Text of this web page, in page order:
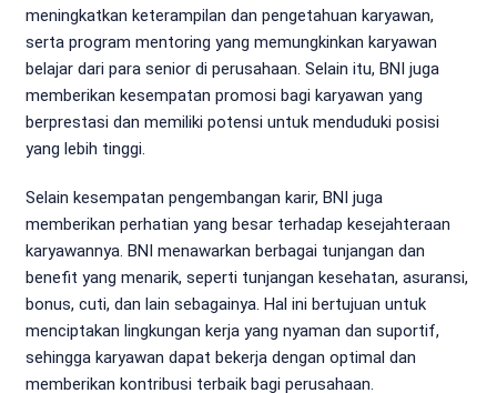
meningkatkan keterampilan dan pengetahuan karyawan,
serta program mentoring yang memungkinkan karyawan
belajar dari para senior di perusahaan. Selain itu, BNI juga
memberikan kesempatan promosi bagi karyawan yang
berprestasi dan memiliki potensi untuk menduduki posisi
yang lebih tinggi.
Selain kesempatan pengembangan karir, BNI juga
memberikan perhatian yang besar terhadap kesejahteraan
karyawannya. BNI menawarkan berbagai tunjangan dan
benefit yang menarik, seperti tunjangan kesehatan, asuransi,
bonus, cuti, dan lain sebagainya. Hal ini bertujuan untuk
menciptakan lingkungan kerja yang nyaman dan suportif,
sehingga karyawan dapat bekerja dengan optimal dan
memberikan kontribusi terbaik bagi perusahaan.